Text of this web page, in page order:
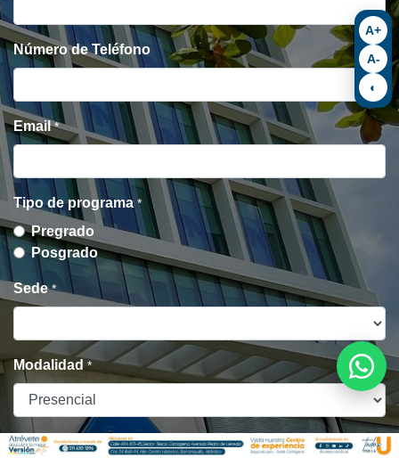
Número de Teléfono
Email *
Tipo de programa *
Pregrado
Posgrado
Sede *
Modalidad *
Programa *
A+
A-
◐